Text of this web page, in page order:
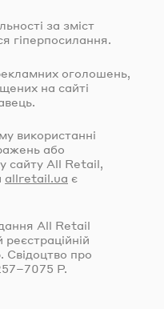
за зміст
гіперпосилання.
оголошень,
на сайті
використанні
або
сайту All Retail,
allretail.ua є
All Retail
Свідоцтво про
Р.